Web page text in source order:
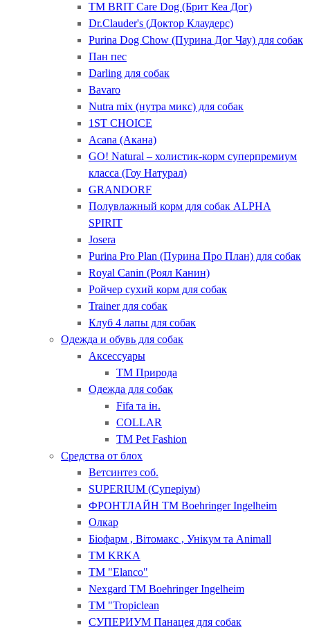
ТМ BRIT Care Dog (Брит Кеа Дог)
Dr.Clauder's (Доктор Клаудерс)
Purina Dog Chow (Пурина Дог Чау) для собак
Пан пес
Darling для собак
Bavaro
Nutra mix (нутра микс) для собак
1ST CHOICE
Acana (Акана)
GO! Natural – холистик-корм суперпремиум
класса (Гоу Натурал)
GRANDORF
Полувлажный корм для собак ALPHA
SPIRIT
Josera
Purina Pro Plan (Пурина Про План) для собак
Royal Canin (Роял Канин)
Ройчер сухий корм для собак
Trainer для собак
Клуб 4 лапы для собак
Одежда и обувь для собак
Аксессуары
ТМ Природа
Одежда для собак
Fifa та ін.
COLLAR
ТМ Pet Fashion
Средства от блох
Ветсинтез соб.
SUPERIUM (Суперіум)
ФРОНТЛАЙН ТМ Boehringer Ingelheim
Олкар
Біофарм , Вітомакс , Унікум та Animall
ТМ KRKA
ТМ "Elanсo"
Nexgard ТМ Boehringer Ingelheim
ТМ "Tropiclean
СУПЕРИУМ Панацея для собак